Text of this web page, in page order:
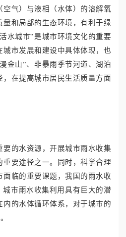
气）与液相（水体）的溶解氧
和局部的生态环境，有利于绿
水城市”是城市环境文化的重要
市发展和建设中具体体现，也
金山”、非暴雨季节河道、湖泊
在提高城市居民生活质量方面
的水资源，开展城市雨水收集
要途径之一。同时，科学合理
临的重要课题，我国的雨水收
城市雨水收集利用具有巨大的潜
的水体循环体系，对于城市的